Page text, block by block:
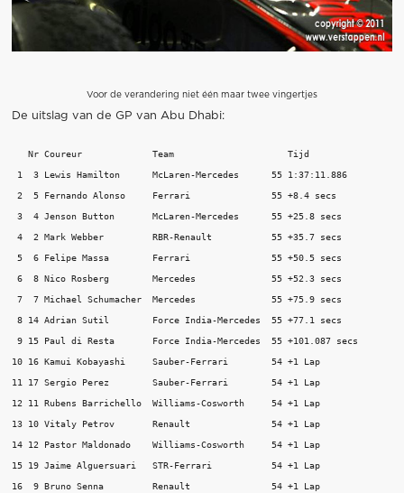
Voor de verandering niet één maar twee vingertjes
De uitslag van de GP van Abu Dhabi:
   Nr Coureur             Team                     Tijd
1  3 Lewis Hamilton      McLaren-Mercedes      55 1:37:11.886
2  5 Fernando Alonso     Ferrari               55 +8.4 secs
3  4 Jenson Button       McLaren-Mercedes      55 +25.8 secs
4  2 Mark Webber         RBR-Renault           55 +35.7 secs
5  6 Felipe Massa        Ferrari               55 +50.5 secs
6  8 Nico Rosberg        Mercedes              55 +52.3 secs
7  7 Michael Schumacher  Mercedes              55 +75.9 secs
8 14 Adrian Sutil        Force India-Mercedes  55 +77.1 secs
9 15 Paul di Resta       Force India-Mercedes  55 +101.087 secs
10 16 Kamui Kobayashi     Sauber-Ferrari        54 +1 Lap
11 17 Sergio Perez        Sauber-Ferrari        54 +1 Lap
12 11 Rubens Barrichello  Williams-Cosworth     54 +1 Lap
13 10 Vitaly Petrov       Renault               54 +1 Lap
14 12 Pastor Maldonado    Williams-Cosworth     54 +1 Lap
15 19 Jaime Alguersuari   STR-Ferrari           54 +1 Lap
16  9 Bruno Senna         Renault               54 +1 Lap